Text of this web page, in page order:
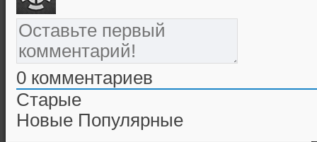
0 комментариев
Старые
Новые Популярные